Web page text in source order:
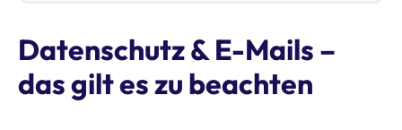
Datenschutz & E-Mails –
das gilt es zu beachten